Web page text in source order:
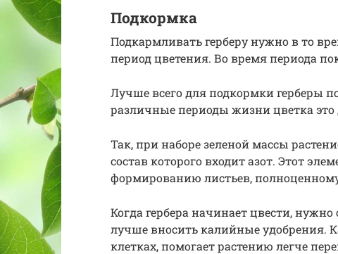
Подкормка
Подкармливать герберу нужно в то
период цветения. Во время периода
Лучше всего для подкормки герберы
различные периоды жизни цветка
Так, при наборе зеленой массы
состав которого входит азот. Этот
формированию листьев,
Когда гербера начинает цвести,
лучше вносить калийные удобрения.
клетках, помогает растению легче